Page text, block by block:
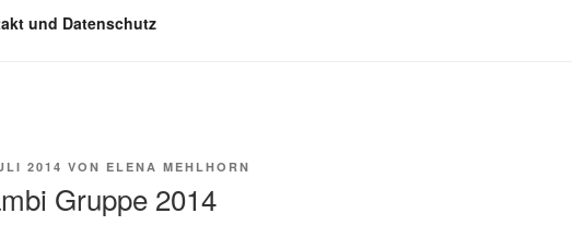
und Datenschutz
2014 VON ELENA MEHLHORN
Gruppe 2014